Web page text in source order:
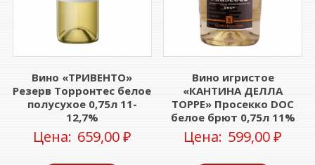
Вино «ТРИВЕНТО»
Резерв Торронтес белое
полусухое 0,75л 11-
12,7%
Цена: 659,00₽
Вино игристое
«КАНТИНА ДЕЛЛА
ТОРРЕ» Просекко DOC
белое брют 0,75л 11%
Цена: 599,00₽